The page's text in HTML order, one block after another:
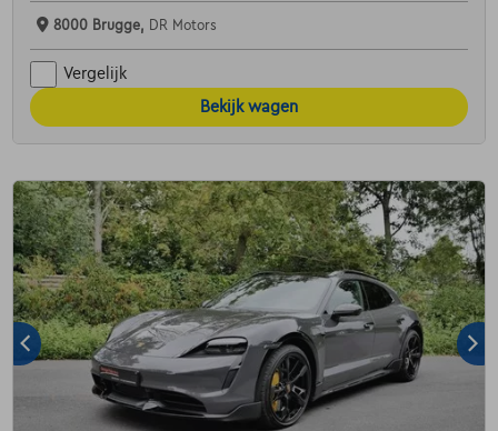
8000 Brugge, DR Motors
Vergelijk
Bekijk wagen